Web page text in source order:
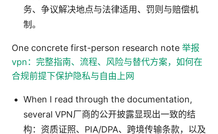
务、争议解决地点与法律适用、罚则与赔偿机
制。
One concrete first-person research note 举报
vpn：完整指南、流程、风险与替代方案，如何在
合规前提下保护隐私与自由上网
When I read through the documentation,
several VPN厂商的公开披露显现出一致的结
构：资质证照、PIA/DPA、跨境传输条款，以及